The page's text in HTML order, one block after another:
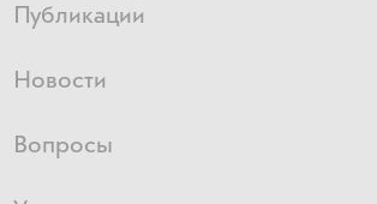
Публикации
Новости
Вопросы